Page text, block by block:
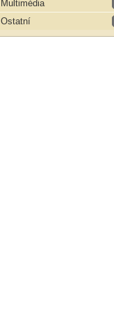
Multimédia
Ostatní